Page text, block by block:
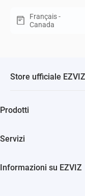
Français -
Canada
Store ufficiale EZVIZ
Prodotti
Citofonia e Spioncini
Servizi
Informazioni su EZVIZ